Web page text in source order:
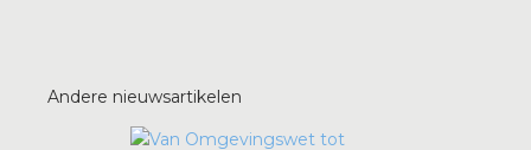
Andere nieuwsartikelen